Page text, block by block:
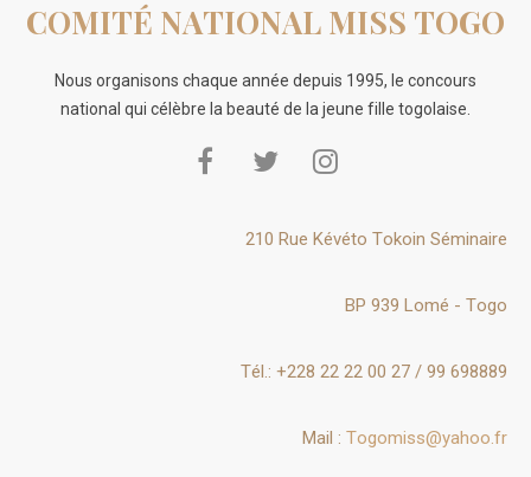
COMITÉ NATIONAL MISS TOGO
Nous organisons chaque année depuis 1995, le concours
national qui célèbre la beauté de la jeune fille togolaise.
210 Rue Kévéto Tokoin Séminaire
BP 939 Lomé - Togo
Tél.: +228 22 22 00 27 / 99 698889
Mail : Togomiss@yahoo.fr